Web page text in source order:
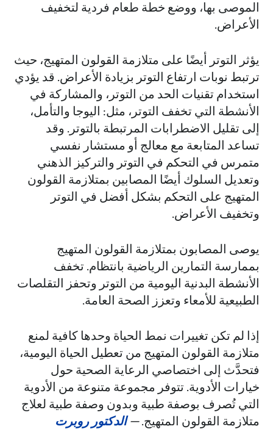
الموصى بها، ووضع خطة طعام فردية لتخفيف
الأعراض.
يؤثر التوتر أيضًا على متلازمة القولون المتهيج، حيث
ترتبط نوبات ارتفاع التوتر بزيادة الأعراض. قد يؤدي
استخدام تقنيات الحد من التوتر، والمشاركة في
الأنشطة التي تخفف التوتر، مثل: اليوجا والتأمل،
إلى تقليل الاضطرابات المرتبطة بالتوتر. وقد
تساعد المتابعة مع معالج أو مستشار نفسي
متمرس في التحكم في التوتر والتركيز الذهني
وتعديل السلوك أيضًا المصابين بمتلازمة القولون
المتهيج على التحكم بشكل أفضل في التوتر
وتخفيف الأعراض.
يوصى المصابون بمتلازمة القولون المتهيج
بممارسة التمارين الرياضية بانتظام. تخفف
الأنشطة البدنية اليومية من التوتر وتحفز التقلصات
الطبيعية للأمعاء وتعزز الصحة العامة.
إذا لم تكن تغييرات نمط الحياة وحدها كافية لمنع
متلازمة القولون المتهيج من تعطيل الحياة اليومية،
فتحدَّث إلى اختصاصي الرعاية الصحية حول
خيارات الأدوية. تتوفر مجموعة متنوعة من الأدوية
التي تُصرف بوصفة طبية وبدون وصفة طبية لعلاج
متلازمة القولون المتهيج.— الدكتور روبرت